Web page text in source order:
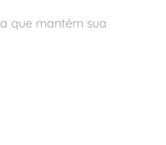
que mantém sua